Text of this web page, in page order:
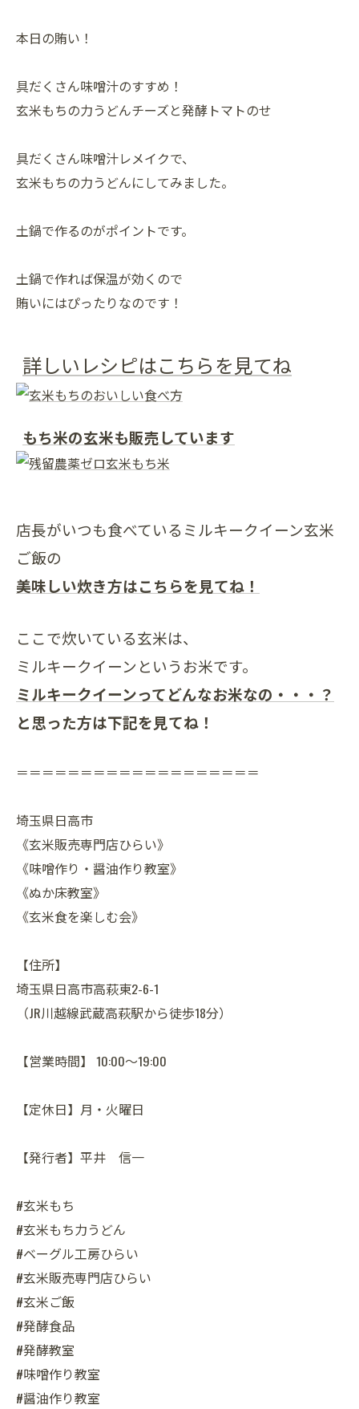
本日の賄い！
具だくさん味噌汁のすすめ！
玄米もちの力うどんチーズと発酵トマトのせ
具だくさん味噌汁レメイクで、
玄米もちの力うどんにしてみました。
土鍋で作るのがポイントです。
土鍋で作れば保温が効くので
賄いにはぴったりなのです！
詳しいレシピはこちらを見てね
もち米の玄米も販売しています
店長がいつも食べているミルキークイーン玄米
ご飯の
美味しい炊き方はこちらを見てね！
ここで炊いている玄米は、
ミルキークイーンというお米です。
ミルキークイーンってどんなお米なの・・・？
と思った方は下記を見てね！
＝＝＝＝＝＝＝＝＝＝＝＝＝＝＝＝＝＝＝
埼玉県日高市
《玄米販売専門店ひらい》
《味噌作り・醤油作り教室》
《ぬか床教室》
《玄米食を楽しむ会》
【住所】
埼玉県日高市高萩東2-6-1
（JR川越線武蔵高萩駅から徒歩18分）
【営業時間】 10:00～19:00
【定休日】月・火曜日
【発行者】平井 信一
#玄米もち
#玄米もち力うどん
#ベーグル工房ひらい
#玄米販売専門店ひらい
#玄米ご飯
#発酵食品
#発酵教室
#味噌作り教室
#醤油作り教室